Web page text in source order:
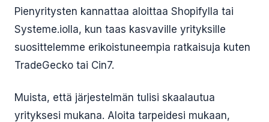
Pienyritysten kannattaa aloittaa Shopifylla tai
Systeme.iolla, kun taas kasvaville yrityksille
suosittelemme erikoistuneempia ratkaisuja kuten
TradeGecko tai Cin7.
Muista, että järjestelmän tulisi skaalautua
yrityksesi mukana. Aloita tarpeidesi mukaan,